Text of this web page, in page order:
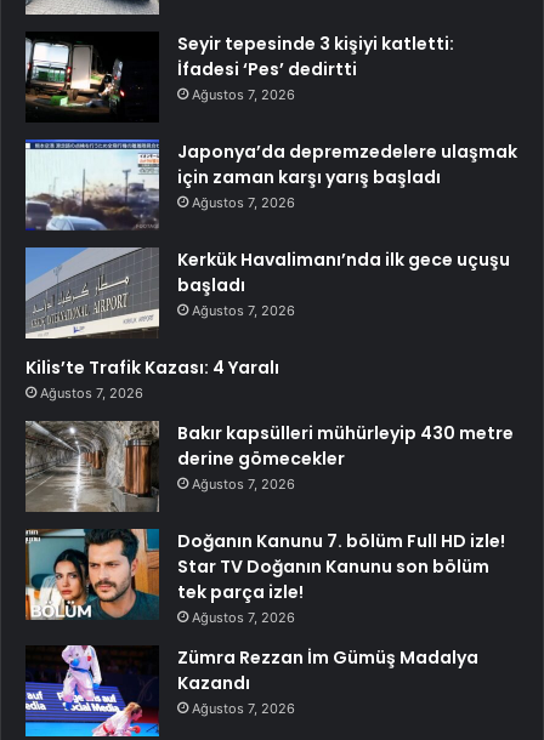
Seyir tepesinde 3 kişiyi katletti:
İfadesi ‘Pes’ dedirtti
Ağustos 7, 2026
Japonya’da depremzedelere ulaşmak
için zaman karşı yarış başladı
Ağustos 7, 2026
Kerkük Havalimanı’nda ilk gece uçuşu
başladı
Ağustos 7, 2026
Kilis’te Trafik Kazası: 4 Yaralı
Ağustos 7, 2026
Bakır kapsülleri mühürleyip 430 metre
derine gömecekler
Ağustos 7, 2026
Doğanın Kanunu 7. bölüm Full HD izle!
Star TV Doğanın Kanunu son bölüm
tek parça izle!
Ağustos 7, 2026
Zümra Rezzan İm Gümüş Madalya
Kazandı
Ağustos 7, 2026